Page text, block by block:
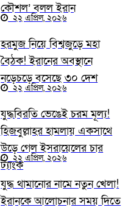
কৌশল’ বলল ইরান
২২ এপ্রিল, ২০২৬
হরমুজ নিয়ে বিশ্বজুড়ে মহা
বৈঠক! ইরানের অবস্থানে
নড়েচড়ে বসেছে ৩০ দেশ
২২ এপ্রিল, ২০২৬
যুদ্ধবিরতি ভেঙেই চরম মূল্য!
হিজবুল্লাহর হামলায় একসাথে
উড়ে গেল ইসরায়েলের চার
ট্যাংক
২২ এপ্রিল, ২০২৬
যুদ্ধ থামানোর নামে নতুন খেলা!
ইরানকে আলোচনার সময় দিতে